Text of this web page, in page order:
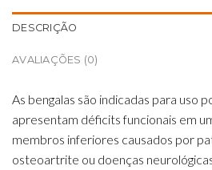
DESCRIÇÃO
AVALIAÇÕES (0)
As bengalas são indicadas para uso
apresentam déficits funcionais em
membros inferiores causados ​​por
osteoartrite ou doenças